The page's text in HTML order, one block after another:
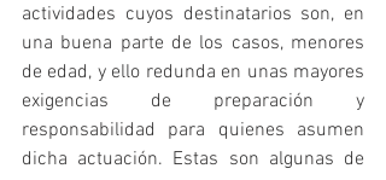
actividades cuyos destinatarios son, en
una buena parte de los casos, menores
de edad, y ello redunda en unas mayores
exigencias de preparación y
responsabilidad para quienes asumen
dicha actuación. Estas son algunas de